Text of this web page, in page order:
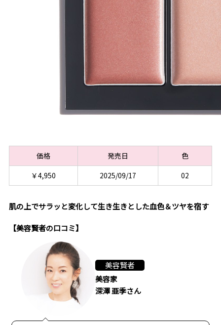
価格 発売日
色
￥4,950
2025/09/17 02
肌の上でサラッと変化して生き生きとした血色＆ツヤを宿す
【美容賢者の口コミ】
美容賢者
美容家
深澤 亜季さん